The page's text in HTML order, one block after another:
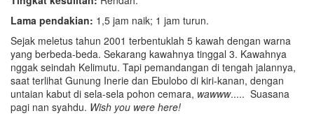
Lama pendakian: 1,5 jam naik; 1 jam turun.
Sejak meletus tahun 2001 terbentuklah 5 kawah dengan warna
yang berbeda-beda. Sekarang kawahnya tinggal 3. Kawahnya
nggak seindah Kelimutu. Tapi pemandangan di tengah jalannya,
saat terlihat Gunung Inerie dan Ebulobo di kiri-kanan, dengan
untaian kabut di sela-sela pohon cemara, wawww..... Suasana
pagi nan syahdu. Wish you were here!